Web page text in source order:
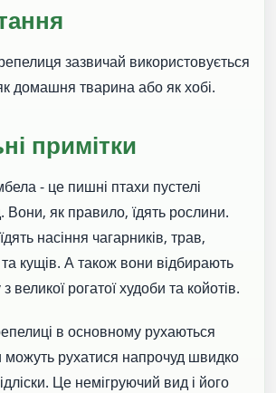
зазвичай використовується
домашня тварина або як хобі.
примітки
- це пишні птахи пустелі
Вони, як правило, їдять рослини.
насіння чагарників, трав,
та кущів. А також вони відбирають
великої рогатої худоби та койотів.
в основному рухаються
можуть рухатися напрочуд швидко
Це немігруючий вид і його